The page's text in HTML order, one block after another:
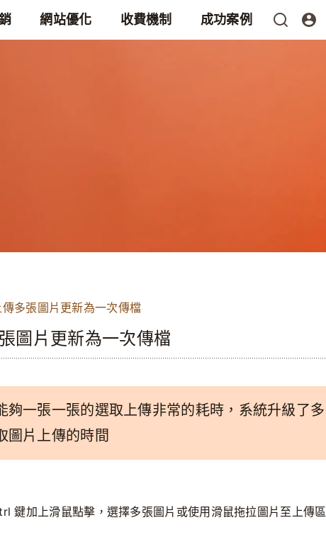
網站優化 收費機制 成功案例
傳多張圖片更新為一次傳檔
圖片更新為一次傳檔
一張一張的選取上傳非常的耗時，系統升級了多
圖片上傳的時間
鍵加上滑鼠點擊，選擇多張圖片或使用滑鼠拖拉圖片至上傳區